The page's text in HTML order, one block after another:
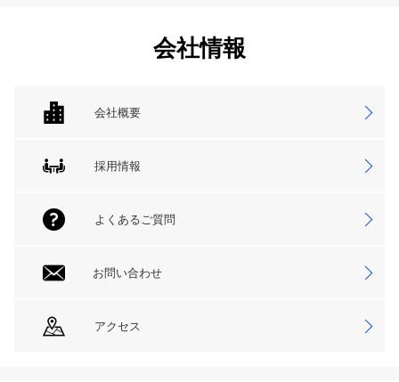
会社情報
会社概要
採用情報
よくあるご質問
お問い合わせ
アクセス